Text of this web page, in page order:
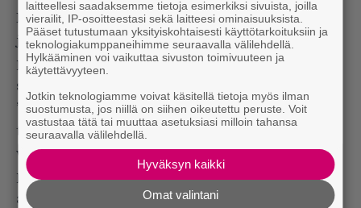
Levyn melankolinen fiilis on osittain heijastusta
juuri rankasta pandemia-ajasta. Näennäisesti
pirteissä biiseissä on ajoittain synkkiäkin
sanoituksia.
”Se on oma tapani luoda musaa — että tavallaan
tehdään iloisesti, vaikka sanoma siellä alla ei ole
välttämättä niin iloinen. Ehkä sellainen haikea,
pohdiskeleva juttu taustalla voi saada jengiä
ajattelemaan.”
laitteellesi saadaksemme tietoja esimerkiksi sivuista, joilla
vierailit, IP-osoitteestasi sekä laitteesi ominaisuuksista.
Pääset tutustumaan yksityiskohtaisesti käyttötarkoituksiin ja
teknologiakumppaneihimme seuraavalla välilehdellä.
Hylkääminen voi vaikuttaa sivuston toimivuuteen ja
käytettävyyteen.
Jotkin teknologiamme voivat käsitellä tietoja myös ilman
suostumusta, jos niillä on siihen oikeutettu peruste. Voit
vastustaa tätä tai muuttaa asetuksiasi milloin tahansa
seuraavalla välilehdellä.
Hyväksyn kaikki
Omat valintani